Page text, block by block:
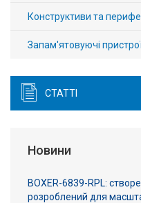
Конструктиви та
Запам'ятовуючі
СТАТТІ
Новини
BOXER-6839-RPL:
розроблений для